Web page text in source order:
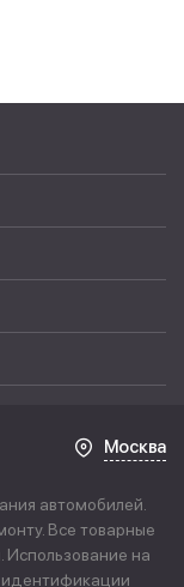
Москва
автомобилей.
Все товарные
на
идентификации